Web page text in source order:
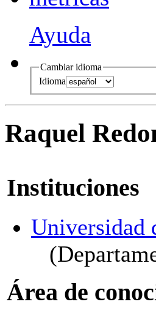
Ayuda
Cambiar idioma
Idioma
Raquel
Instituciones
Universidad
Área de